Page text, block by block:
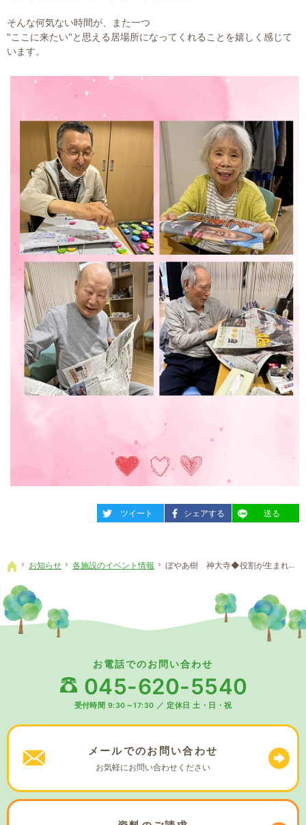
そんな何気ない時間が、また一つ
"ここに来たい"と思える居場所になってくれることを嬉しく感じて
います。
entry2460
ツイート entry2460
シェアする entry2460
送る
ホーム
お知らせ 各施設のイベント情報 ぼやあ樹 神大寺◆役割が生まれる時間！
お電話でのお問い合わせ
045-620-5540
受付時間 9:30～17:30 ／ 定休日 土・日・祝
メールでのお問い合わせ
お気軽にお問い合わせください